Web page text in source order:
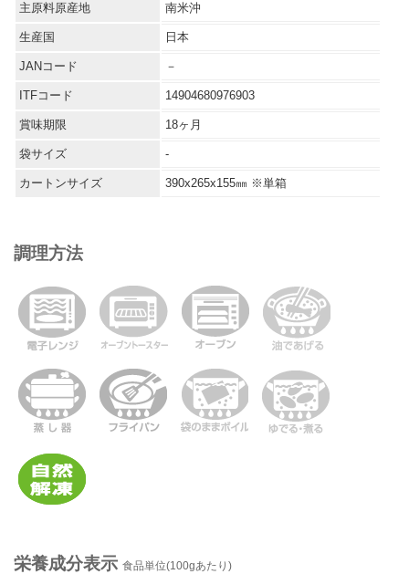
主原料原産地 南米沖
生産国 日本
JANコード －
ITFコード 14904680976903
賞味期限 18ヶ月
袋サイズ -
カートンサイズ 390x265x155㎜ ※単箱
調理方法
栄養成分表示 食品単位(100gあたり)